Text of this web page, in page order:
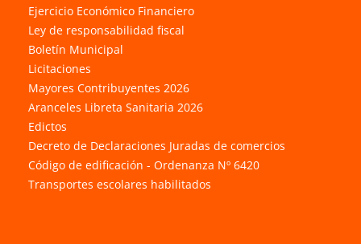
Ejercicio Económico Financiero
Ley de responsabilidad fiscal
Boletín Municipal
Licitaciones
Mayores Contribuyentes 2026
Aranceles Libreta Sanitaria 2026
Edictos
Decreto de Declaraciones Juradas de comercios
Código de edificación - Ordenanza Nº 6420
Transportes escolares habilitados